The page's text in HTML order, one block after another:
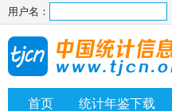
用户名：
首页 统计年鉴下载